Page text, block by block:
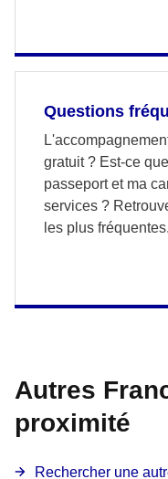
Questions
gratuit ? Est-ce
passeport et ma
services ?
les plus fréquentes.
Autres
proximité
Rechercher une